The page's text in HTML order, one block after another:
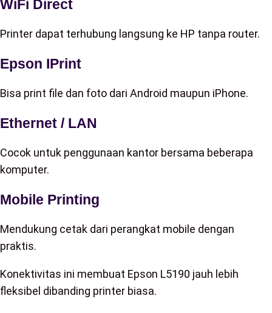
WiFi Direct
Printer dapat terhubung langsung ke HP tanpa router.
Epson IPrint
Bisa print file dan foto dari Android maupun iPhone.
Ethernet / LAN
Cocok untuk penggunaan kantor bersama beberapa
komputer.
Mobile Printing
Mendukung cetak dari perangkat mobile dengan
praktis.
Konektivitas ini membuat Epson L5190 jauh lebih
fleksibel dibanding printer biasa.